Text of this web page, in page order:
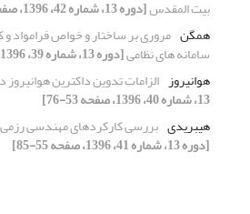
بیت المقدس[دوره 13، شماره 42، 1396، صفحه 141-167]
همگن مروری بر ساختار و خواص فرامواد و
سامانه های نظامی[دوره 13، شماره 39، 1396، صفحه 59-79]
هوانیروز الزامات تدوین داکترین
13، شماره 40، 1396، صفحه 53-76]
هیبریدی بررسی کارکردهای مهندسی
[دوره 13، شماره 41، 1396، صفحه 55-85]